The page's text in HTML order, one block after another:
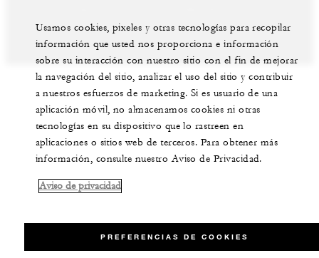
Usamos cookies, pixeles y otras tecnologías para recopilar
información que usted nos proporciona e información
sobre su interacción con nuestro sitio con el fin de mejorar
la navegación del sitio, analizar el uso del sitio y contribuir
a nuestros esfuerzos de marketing. Si es usuario de una
aplicación móvil, no almacenamos cookies ni otras
tecnologías en su dispositivo que lo rastreen en
aplicaciones o sitios web de terceros. Para obtener más
información, consulte nuestro Aviso de Privacidad.
Aviso de privacidad
PREFERENCIAS DE COOKIES